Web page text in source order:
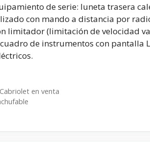
de serie: luneta trasera
con mando a distancia por
limitador (limitación de velocidad
de instrumentos con pantalla
en venta